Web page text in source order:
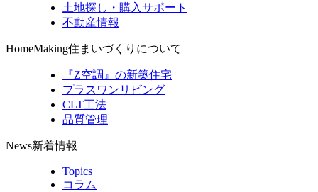
土地探し・購入サポート
不動産情報
HomeMaking住まいづくりについて
『Z空調』の新築住宅
プラスワンリビング
CLT工法
品質管理
News新着情報
Topics
コラム